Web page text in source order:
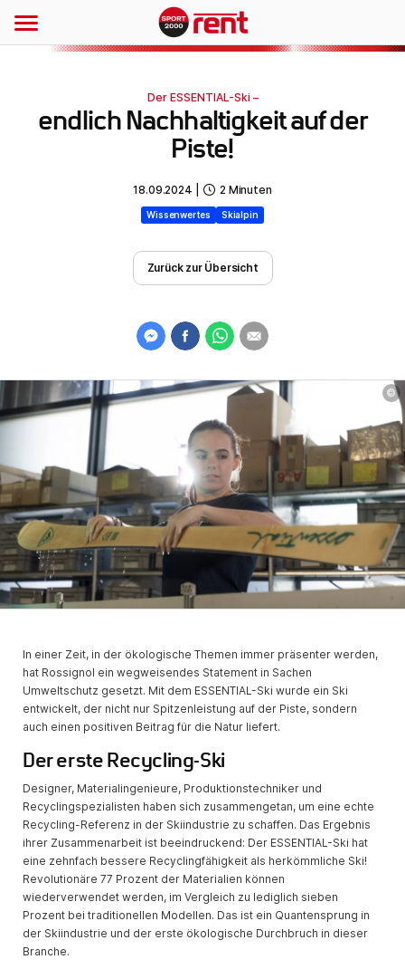
Der ESSENTIAL-Ski –
endlich Nachhaltigkeit auf der
Piste!
18.09.2024 2 Minuten
Wissenwertes Skialpin
Zurück zur Übersicht
©
In einer Zeit, in der ökologische Themen immer präsenter werden,
hat Rossignol ein wegweisendes Statement in Sachen
Umweltschutz gesetzt. Mit dem ESSENTIAL-Ski wurde ein Ski
entwickelt, der nicht nur Spitzenleistung auf der Piste, sondern
auch einen positiven Beitrag für die Natur liefert.
Der erste Recycling-Ski
Designer, Materialingenieure, Produktionstechniker und
Recyclingspezialisten haben sich zusammengetan, um eine echte
Recycling-Referenz in der Skiindustrie zu schaffen. Das Ergebnis
ihrer Zusammenarbeit ist beeindruckend: Der ESSENTIAL-Ski hat
eine zehnfach bessere Recyclingfähigkeit als herkömmliche Ski!
Revolutionäre 77 Prozent der Materialien können
wiederverwendet werden, im Vergleich zu lediglich sieben
Prozent bei traditionellen Modellen. Das ist ein Quantensprung in
der Skiindustrie und der erste ökologische Durchbruch in dieser
Branche.